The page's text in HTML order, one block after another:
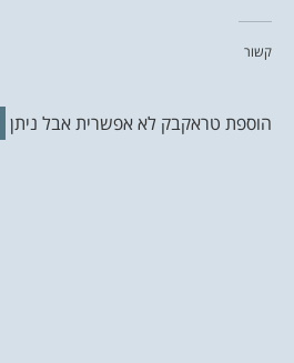
קשור
הוספת טראקבק לא אפשרית אבל ניתן